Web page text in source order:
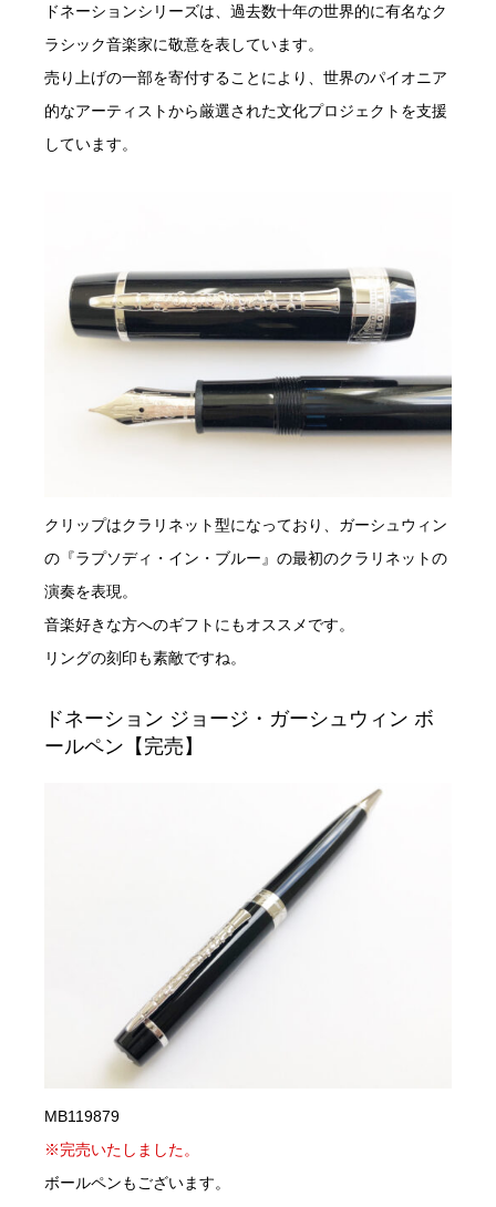
ドネーションシリーズは、過去数十年の世界的に有名なク
ラシック音楽家に敬意を表しています。
売り上げの一部を寄付することにより、世界のパイオニア
的なアーティストから厳選された文化プロジェクトを支援
しています。
クリップはクラリネット型になっており、ガーシュウィン
の『ラプソディ・イン・ブルー』の最初のクラリネットの
演奏を表現。
音楽好きな方へのギフトにもオススメです。
リングの刻印も素敵ですね。
ドネーション ジョージ・ガーシュウィン ボ
ールペン【完売】
MB119879
※完売いたしました。
ボールペンもございます。